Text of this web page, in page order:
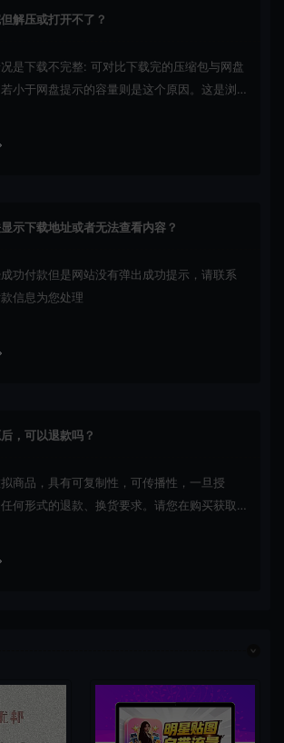
解压或打开不了？
是下载不完整: 可对比下载完的压缩包与网盘
若小于网盘提示的容量则是这个原因。这是浏
示下载地址或者无法查看内容？
功付款但是网站没有弹出成功提示，请联系
信息为您处理
，可以退款吗？
商品，具有可复制性，可传播性，一旦授
何形式的退款、换货要求。请您在购买获取